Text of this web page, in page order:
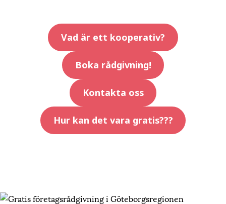
Vad är ett kooperativ?
Boka rådgivning!
Kontakta oss
Hur kan det vara gratis???